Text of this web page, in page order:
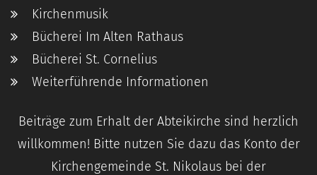
Kirchenmusik
Bücherei Im Alten Rathaus
Bücherei St. Cornelius
Weiterführende Informationen
Beiträge zum Erhalt der Abteikirche sind herzlich
willkommen! Bitte nutzen Sie dazu das Konto der
Kirchengemeinde St. Nikolaus bei der